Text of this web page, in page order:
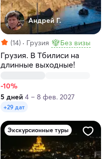
Андрей Г.
(14) Грузия Без визы
Грузия. В Тбилиси на
длинные выходные!
-10%
5 дней 4 – 8 фев. 2027
+29 дат
Экскурсионные туры